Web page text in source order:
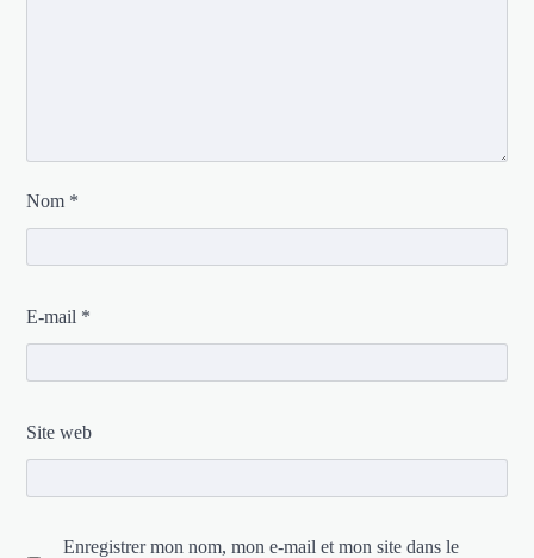
Nom *
E-mail *
Site web
Enregistrer mon nom, mon e-mail et mon site dans le